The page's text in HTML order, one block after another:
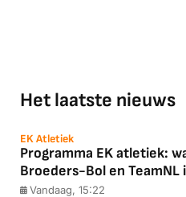
Het laatste nieuws
EK Atletiek
Programma EK atletiek:
Broeders-Bol en TeamNL
Vandaag, 15:22